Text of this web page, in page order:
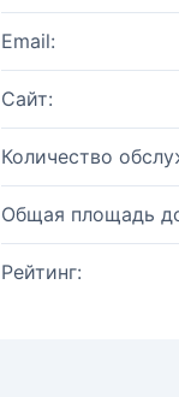
Email:
Сайт:
Количество
Общая площадь
Рейтинг: